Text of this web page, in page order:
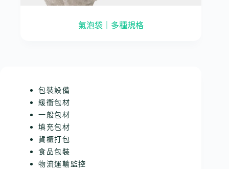
氣泡袋｜多種規格
包裝設備
緩衝包材
一般包材
填充包材
貨櫃打包
食品包裝
物流運輸監控